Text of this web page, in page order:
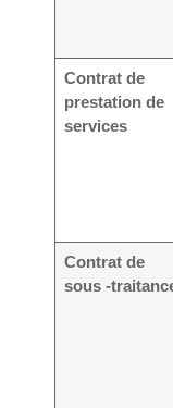
Contrat de
prestation de
services
Contrat de
sous -